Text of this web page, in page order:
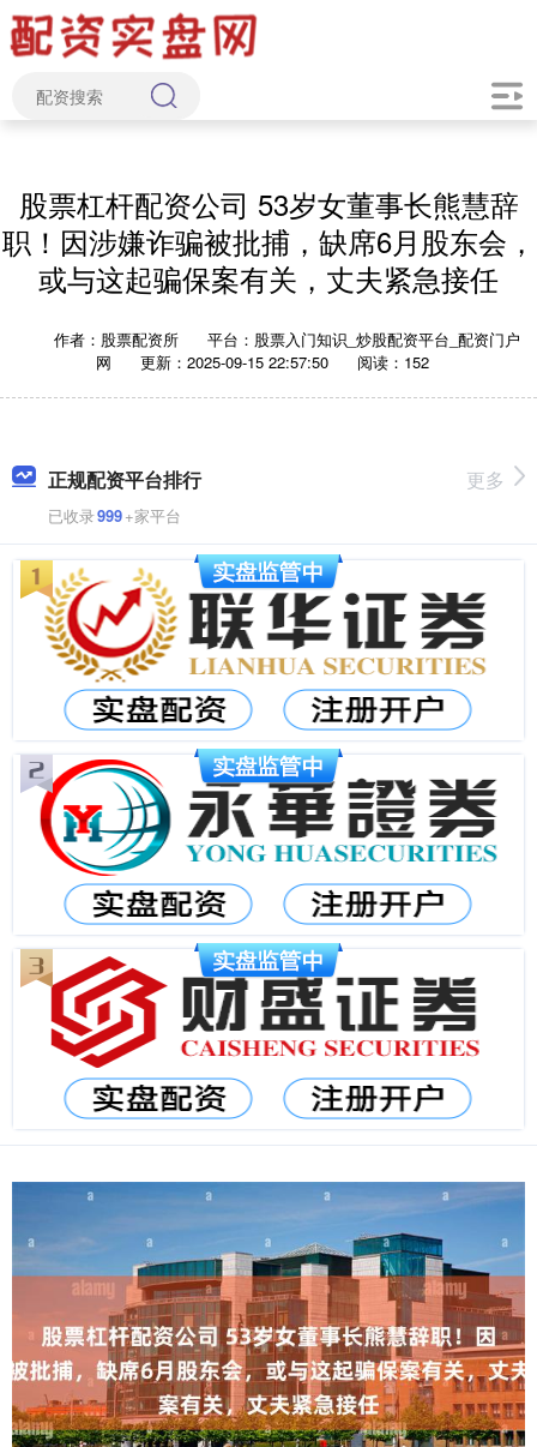
股票杠杆配资公司 53岁女董事长熊慧辞
职！因涉嫌诈骗被批捕，缺席6月股东会，
或与这起骗保案有关，丈夫紧急接任
作者：股票配资所
平台：股票入门知识_炒股配资平台_配资门户
网
更新：2025-09-15 22:57:50 阅读：152
正规配资平台排行
已收录999+家平台
更多